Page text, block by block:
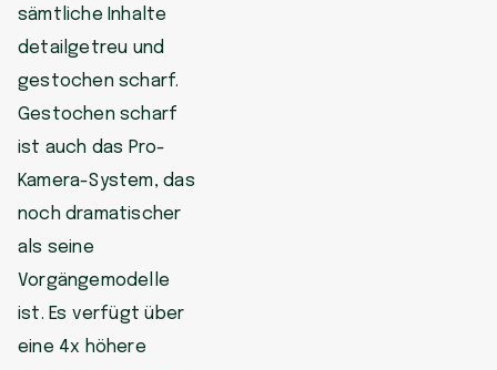
sämtliche Inhalte
detailgetreu und
gestochen scharf.
Gestochen scharf
ist auch das Pro-
Kamera-System, das
noch dramatischer
als seine
Vorgängemodelle
ist. Es verfügt über
eine 4x höhere